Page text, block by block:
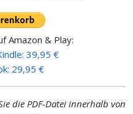
Amazon & Play:
39,95 €
29,95 €
die PDF-Datei innerhalb von